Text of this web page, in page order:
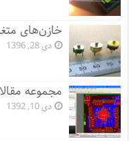
خازن‌های
دی 28, 1396
مجموعه
دی 10, 1392